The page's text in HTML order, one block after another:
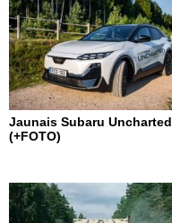
Jaunais Subaru Uncharted
(+FOTO)